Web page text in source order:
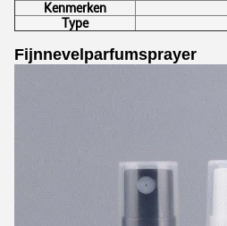
Kenmerken
Type
Fijnnevelparfumsprayer